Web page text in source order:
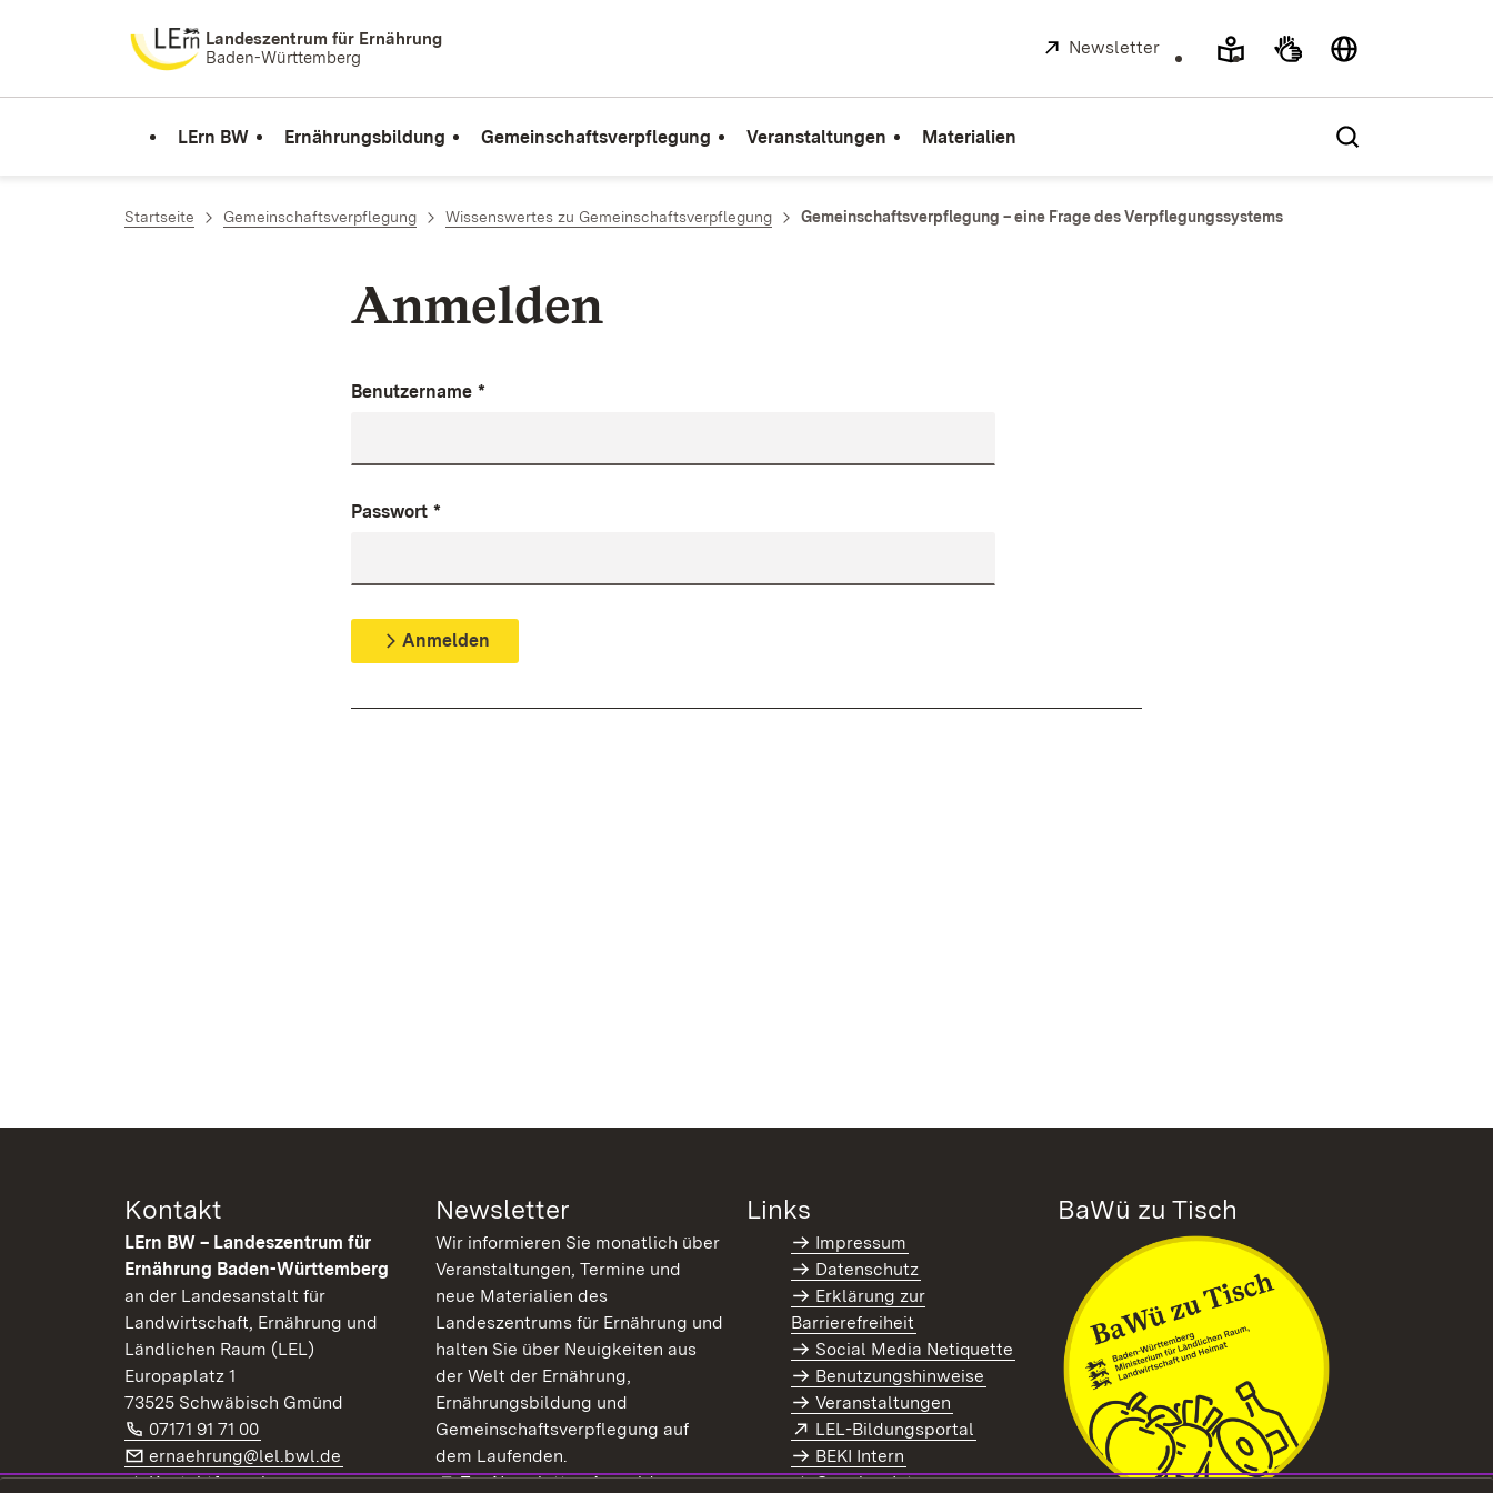
Zum Inhalt springenLandeszentrum für Ernährung
Baden-Württemberg
Extern:
Newsletter (Öffnet in neuem Fenster)
LErn BW Ernährungsbildung Gemeinschaftsverpflegung Veranstaltungen Materialien
Startseite Gemeinschaftsverpflegung Wissenswertes zu Gemeinschaftsverpflegung Gemeinschaftsverpflegung – eine Frage des Verpflegungssystems
Anmelden
Benutzername *
Passwort *
Anmelden
Kontakt
LErn BW – Landeszentrum für
Ernährung Baden-Württemberg
an der Landesanstalt für
Landwirtschaft, Ernährung und
Ländlichen Raum (LEL)
Europaplatz 1
73525 Schwäbisch Gmünd
Telefon:
07171 91 71 00 (Öffnet in neuem Fenster)
E-Mail:
ernaehrung@lel.bwl.de (Öffnet in neuem Fenster)
Kontaktformular
Newsletter
Wir informieren Sie monatlich über
Veranstaltungen, Termine und
neue Materialien des
Landeszentrums für Ernährung und
halten Sie über Neuigkeiten aus
der Welt der Ernährung,
Ernährungsbildung und
Gemeinschaftsverpflegung auf
dem Laufenden.
Extern:
Zur Newsletter-Anmeldung(Öffnet in neuem Fenster)
Links
Impressum
Datenschutz
Erklärung zur
Barrierefreiheit
Social Media Netiquette
Benutzungshinweise
Veranstaltungen
Extern:
LEL-Bildungsportal (Öffnet in neuem Fenster)
BEKI Intern
Coaches Intern
BaWü zu Tisch